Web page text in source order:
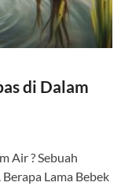
di Dalam
Air ? Sebuah
Lama Bebek